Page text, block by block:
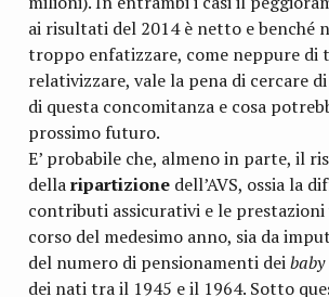
ai risultati del 2014 è netto e benché
troppo enfatizzare, come neppure di
relativizzare, vale la pena di cercare
di questa concomitanza e cosa
prossimo futuro.
E’ probabile che, almeno in parte, il
dellaripartizione dell’AVS, ossia la
contributi assicurativi e le prestazioni
corso del medesimo anno, sia da
del numero di pensionamenti dei
dei nati tra il 1945 e il 1964. Sotto